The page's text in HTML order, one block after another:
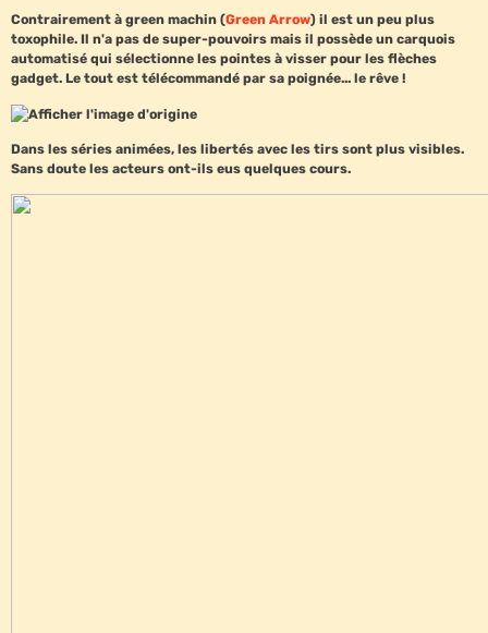
Contrairement à green machin (Green Arrow) il est un peu plus
toxophile. Il n'a pas de super-pouvoirs mais il possède un carquois
automatisé qui sélectionne les pointes à visser pour les flèches
gadget. Le tout est télécommandé par sa poignée... le rêve !
Dans les séries animées, les libertés avec les tirs sont plus visibles.
Sans doute les acteurs ont-ils eus quelques cours.